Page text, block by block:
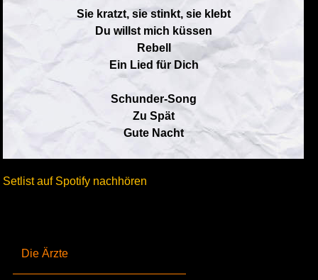
Die Ärzte
Sie kratzt, sie stinkt, sie klebt
Du willst mich küssen
Rebell
Ein Lied für Dich
Schunder-Song
Zu Spät
Gute Nacht
Setlist auf Spotify nachhören